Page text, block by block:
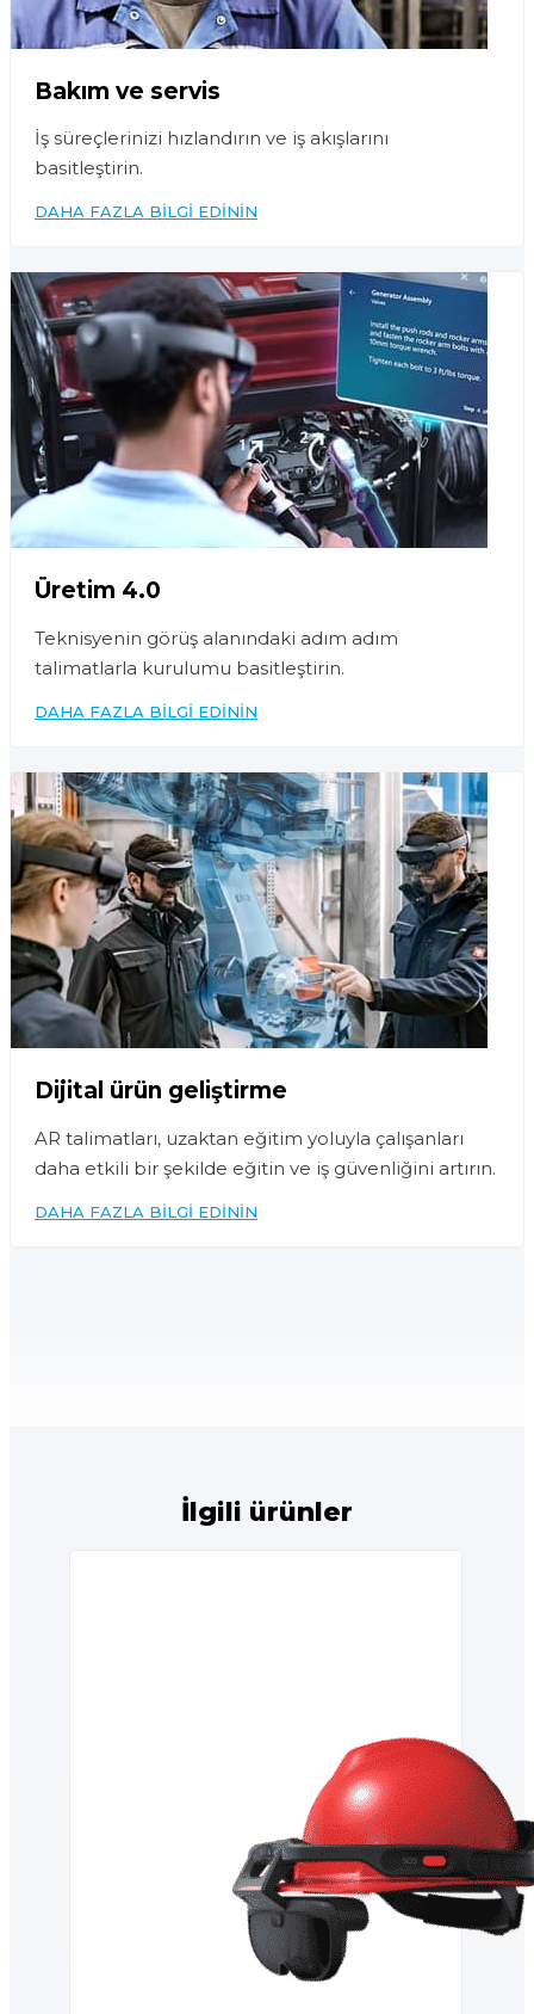
Bakım ve servis
İş süreçlerinizi hızlandırın ve iş akışlarını
basitleştirin.
DAHA FAZLA BILGI EDININ
Üretim 4.0
Teknisyenin görüş alanındaki adım adım
talimatlarla kurulumu basitleştirin.
DAHA FAZLA BILGI EDININ
Dijital ürün geliştirme
AR talimatları, uzaktan eğitim yoluyla çalışanları
daha etkili bir şekilde eğitin ve iş güvenliğini artırın.
DAHA FAZLA BILGI EDININ
İlgili ürünler